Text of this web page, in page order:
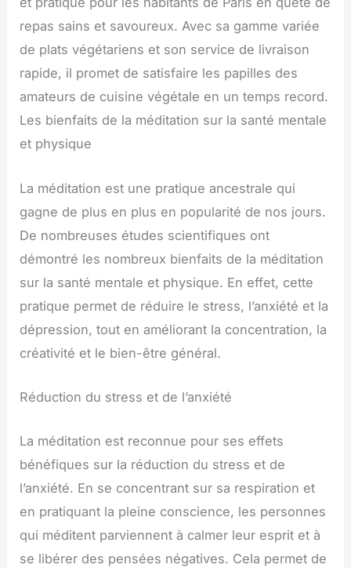
repas sains et savoureux. Avec sa gamme variée
de plats végétariens et son service de livraison
rapide, il promet de satisfaire les papilles des
amateurs de cuisine végétale en un temps record.
Les bienfaits de la méditation sur la santé mentale
et physique
La méditation est une pratique ancestrale qui
gagne de plus en plus en popularité de nos jours.
De nombreuses études scientifiques ont
démontré les nombreux bienfaits de la méditation
sur la santé mentale et physique. En effet, cette
pratique permet de réduire le stress, l’anxiété et la
dépression, tout en améliorant la concentration, la
créativité et le bien-être général.
Réduction du stress et de l’anxiété
La méditation est reconnue pour ses effets
bénéfiques sur la réduction du stress et de
l’anxiété. En se concentrant sur sa respiration et
en pratiquant la pleine conscience, les personnes
qui méditent parviennent à calmer leur esprit et à
se libérer des pensées négatives. Cela permet de